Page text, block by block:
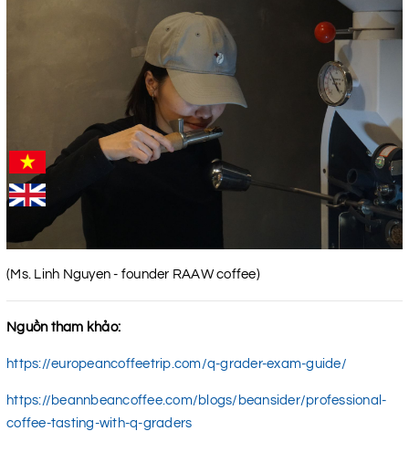
(Ms. Linh Nguyen - founder RAAW coffee)
Nguồn tham khảo:
https://europeancoffeetrip.com/q-grader-exam-guide/
https://beannbeancoffee.com/blogs/beansider/professional-
coffee-tasting-with-q-graders